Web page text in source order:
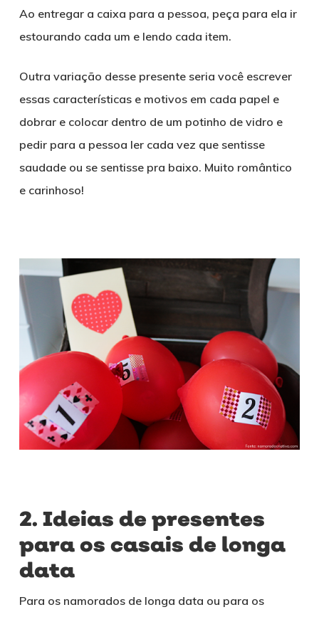
Ao entregar a caixa para a pessoa, peça para ela ir
estourando cada um e lendo cada item.
Outra variação desse presente seria você escrever
essas características e motivos em cada papel e
dobrar e colocar dentro de um potinho de vidro e
pedir para a pessoa ler cada vez que sentisse
saudade ou se sentisse pra baixo. Muito romântico
e carinhoso!
2. Ideias de presentes
para os casais de longa
data
Para os namorados de longa data ou para os